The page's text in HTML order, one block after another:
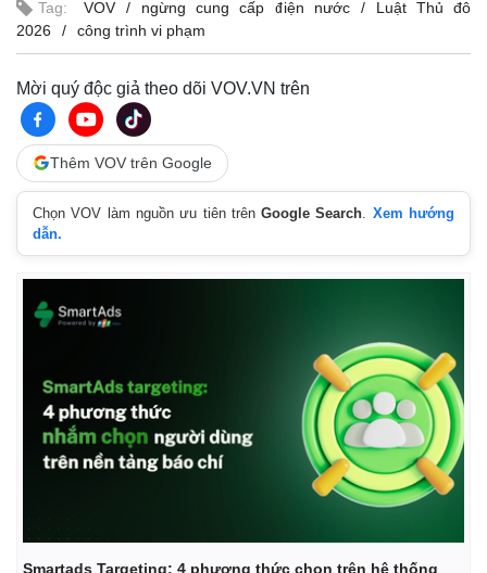
Tag: VOV ngừng cung cấp điện nước
Luật Thủ đô
2026
công trình vi phạm
Mời quý độc giả theo dõi VOV.VN trên
Thêm VOV trên Google
Chọn VOV làm nguồn ưu tiên trênGoogle Search
Xem hướng
dẫn.
Smartads Targeting: 4 phương thức chọn trên hệ thống